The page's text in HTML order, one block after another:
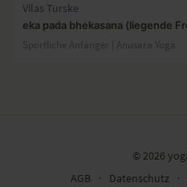
Vilas Turske
eka pada bhekasana (liegende
Sportliche Anfänger | Anusara Yoga
© 2026
AGB
∙ Datenschutz ∙